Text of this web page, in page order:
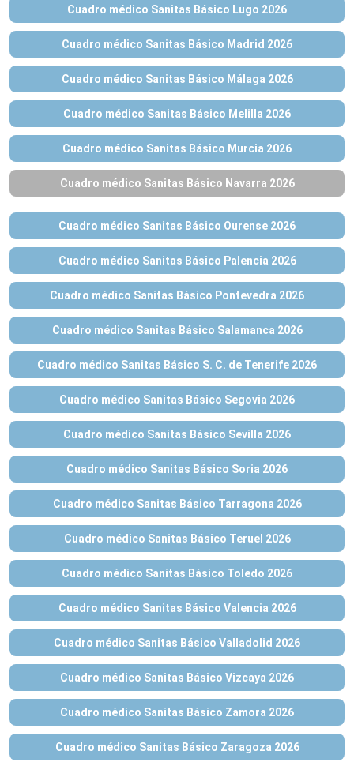
Cuadro médico Sanitas Básico Lugo 2026
Cuadro médico Sanitas Básico Madrid 2026
Cuadro médico Sanitas Básico Málaga 2026
Cuadro médico Sanitas Básico Melilla 2026
Cuadro médico Sanitas Básico Murcia 2026
Cuadro médico Sanitas Básico Navarra 2026
Cuadro médico Sanitas Básico Ourense 2026
Cuadro médico Sanitas Básico Palencia 2026
Cuadro médico Sanitas Básico Pontevedra 2026
Cuadro médico Sanitas Básico Salamanca 2026
Cuadro médico Sanitas Básico S. C. de Tenerife 2026
Cuadro médico Sanitas Básico Segovia 2026
Cuadro médico Sanitas Básico Sevilla 2026
Cuadro médico Sanitas Básico Soria 2026
Cuadro médico Sanitas Básico Tarragona 2026
Cuadro médico Sanitas Básico Teruel 2026
Cuadro médico Sanitas Básico Toledo 2026
Cuadro médico Sanitas Básico Valencia 2026
Cuadro médico Sanitas Básico Valladolid 2026
Cuadro médico Sanitas Básico Vizcaya 2026
Cuadro médico Sanitas Básico Zamora 2026
Cuadro médico Sanitas Básico Zaragoza 2026